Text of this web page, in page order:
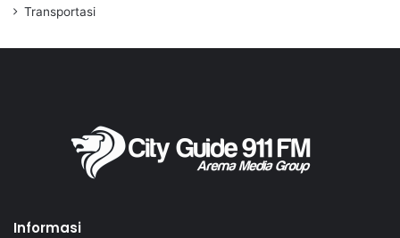
Transportasi
Informasi